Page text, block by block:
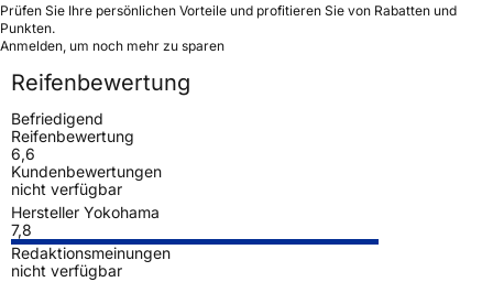
Prüfen Sie Ihre persönlichen Vorteile und profitieren Sie von Rabatten und
Punkten.
Anmelden, um noch mehr zu sparen
Reifenbewertung
Befriedigend
Reifenbewertung
6,6
Kundenbewertungen
nicht verfügbar
Hersteller Yokohama
7,8
Redaktionsmeinungen
nicht verfügbar